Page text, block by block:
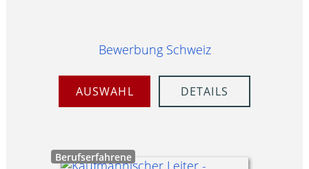
Bewerbung Schweiz
AUSWAHL DETAILS
Berufserfahrene